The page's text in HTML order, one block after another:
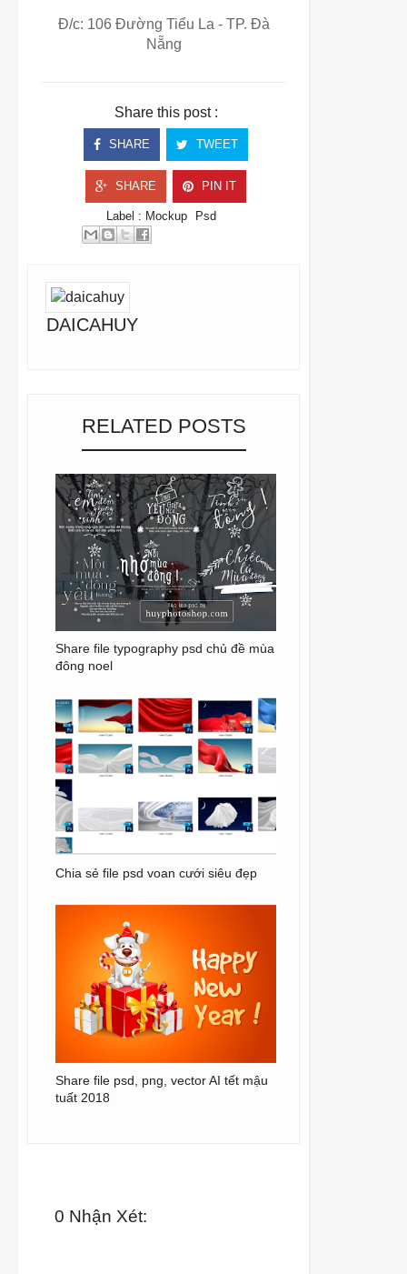
Đ/c: 106 Đường Tiểu La - TP. Đà
Nẵng
Share this post :
SHARE TWEET
SHARE PIN IT
Label : Mockup Psd
DAICAHUY
RELATED POSTS
Share file typography psd chủ đề mùa
đông noel
Chia sẻ file psd voan cưới siêu đẹp
Share file psd, png, vector AI tết mậu
tuất 2018
0 Nhận Xét: